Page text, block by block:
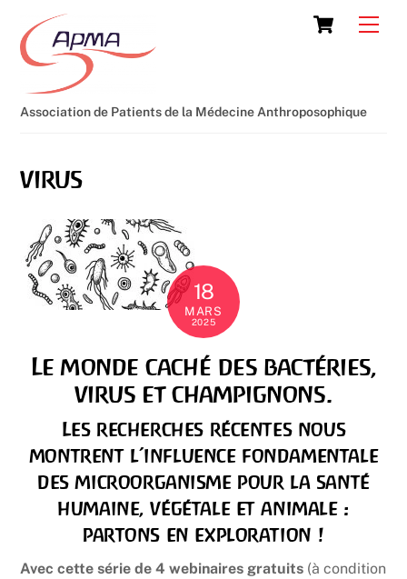
content
Cart
Association de Patients de la Médecine Anthroposophique
virus
18
MARS
2025
Le monde caché des bactéries,
virus et champignons.
Les recherches récentes nous
montrent l’influence fondamentale
des microorganisme pour la santé
humaine, végétale et animale :
partons en exploration !
Avec cette série de 4 webinaires gratuits (à condition